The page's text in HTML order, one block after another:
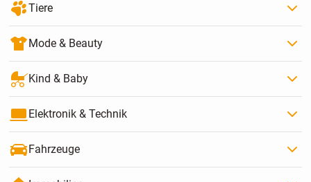
Tiere
Mode & Beauty
Kind & Baby
Elektronik & Technik
Fahrzeuge